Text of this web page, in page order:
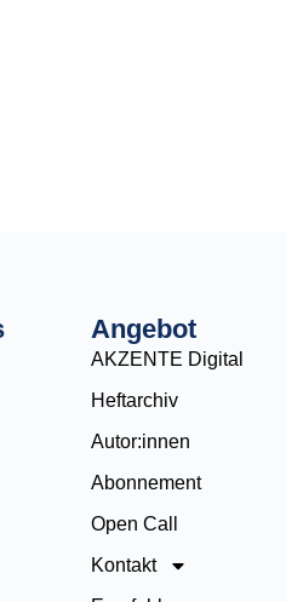
Angebot
AKZENTE Digital
Heftarchiv
Autor:innen
Abonnement
Open Call
Kontakt